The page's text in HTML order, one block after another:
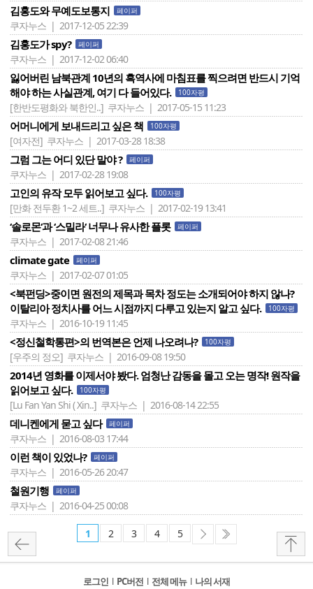
김홍도와 무예도보통지 페이퍼
쿠자누스 | 2017-12-05 22:39
김홍도가 spy? 페이퍼
쿠자누스 | 2017-12-02 06:40
잃어버린 남북관계 10년의 흑역사에 마침표를 찍으려면 반드시 기억
해야 하는 사실관계, 여기 다 들어있다.
100자평
[한반도평화와 북한인..] 쿠자누스 | 2017-05-15 11:23
어머니에게 보내드리고 싶은 책 100자평
[여자전] 쿠자누스 | 2017-03-28 18:38
그럼 그는 어디 있단 말야 ? 페이퍼
쿠자누스 | 2017-02-28 19:08
고인의 유작 모두 읽어보고 싶다. 100자평
[만화 전두환 1~2 세트..] 쿠자누스 | 2017-02-19 13:41
‘솔로몬‘과 ‘스밀라‘ 너무나 유사한 플롯 페이퍼
쿠자누스 | 2017-02-08 21:46
climate gate 페이퍼
쿠자누스 | 2017-02-07 01:05
<북펀딩>중이면 원전의 제목과 목차 정도는 소개되어야 하지 않나?
이탈리아 정치사를 어느 시점까지 다루고 있는지 알고 싶다.
100자평
쿠자누스 | 2016-10-19 11:45
<정신철학통편>의 번역본은 언제 나오려나? 100자평
[우주의 정오] 쿠자누스 | 2016-09-08 19:50
2014년 영화를 이제서야 봤다. 엄청난 감동을 몰고 오는 명작! 원작을
읽어보고 싶다.
100자평
[Lu Fan Yan Shi ( Xin..] 쿠자누스 | 2016-08-14 22:55
데니켄에게 묻고 싶다 페이퍼
쿠자누스 | 2016-08-03 17:44
이런 책이 있었나? 페이퍼
쿠자누스 | 2016-05-26 20:47
철원기행 페이퍼
쿠자누스 | 2016-04-25 00:08
1 2 3 4 5
로그인 l PC버전 l 전체 메뉴 l 나의 서재